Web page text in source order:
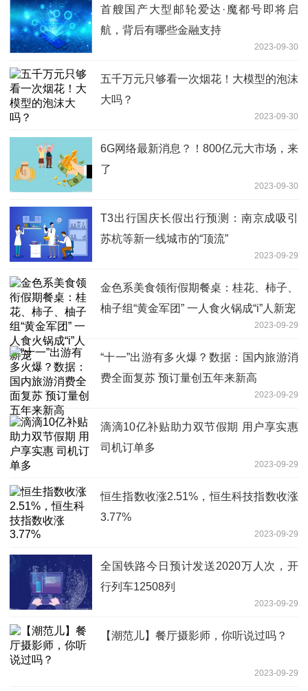
首艘国产大型邮轮爱达·魔都号即将启
航，背后有哪些金融支持
2023-09-30
五千万元只够看一次烟花！大模型的泡沫
大吗？
2023-09-30
6G网络最新消息？！800亿元大市场，来
了
2023-09-30
T3出行国庆长假出行预测：南京成吸引
苏杭等新一线城市的“顶流”
2023-09-29
金色系美食领衔假期餐桌：桂花、柿子、
柚子组“黄金军团” 一人食火锅成“i”人新宠
2023-09-29
“十一”出游有多火爆？数据：国内旅游消
费全面复苏 预订量创五年来新高
2023-09-29
滴滴10亿补贴助力双节假期 用户享实惠
司机订单多
2023-09-29
恒生指数收涨2.51%，恒生科技指数收涨
3.77%
2023-09-29
全国铁路今日预计发送2020万人次，开
行列车12508列
2023-09-29
【潮范儿】餐厅摄影师，你听说过吗？
2023-09-29